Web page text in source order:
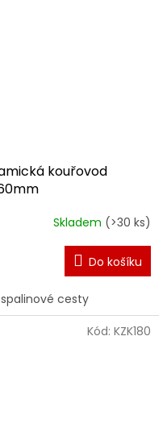
kouřovod
Skladem (>30 ks)
Do košíku
cesty
Kód: KZK180